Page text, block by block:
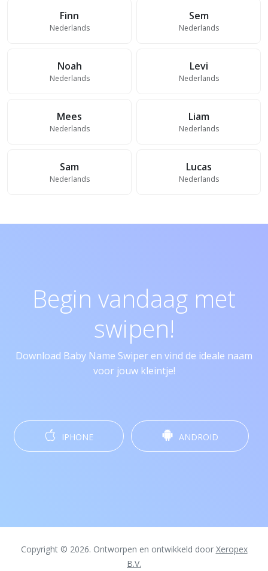
Finn
Nederlands
Sem
Nederlands
Noah
Nederlands
Levi
Nederlands
Mees
Nederlands
Liam
Nederlands
Sam
Nederlands
Lucas
Nederlands
Begin vandaag met
swipen!
Download Baby Name Swiper en vind de ideale naam
voor jouw kleintje!
IPHONE ANDROID
Copyright © 2026. Ontworpen en ontwikkeld door Xeropex
B.V.